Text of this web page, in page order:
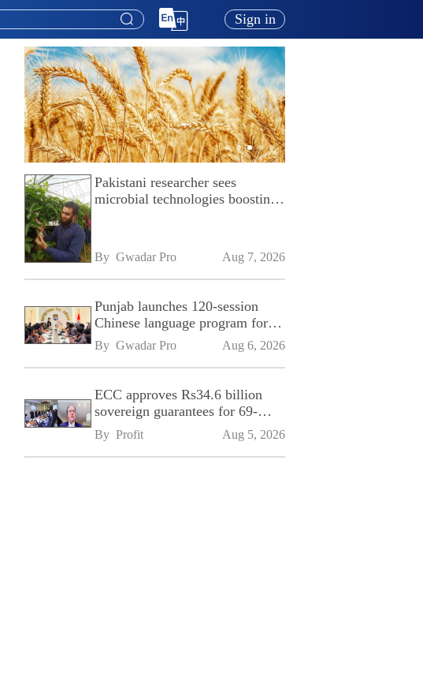
Sign in
Pakistani researcher sees
microbial technologies boosting
By Gwadar Pro Aug 7, 2026
Punjab launches 120-session
Chinese language program for
SPU
By Gwadar Pro Aug 6, 2026
ECC approves Rs34.6 billion
sovereign guarantees for 69-
kilometre Sialkot-Kharian
Motorway
By Profit Aug 5, 2026